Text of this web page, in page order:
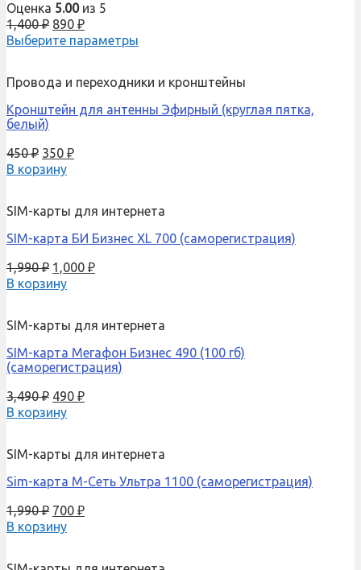
Оценка 5.00из 5
1,400₽ 890 ₽
Выберите параметры
Провода и переходники и кронштейны
Кронштейн для антенны Эфирный (круглая пятка,
белый)
450₽ 350 ₽
В корзину
SIM-карты для интернета
SIM-карта БИ Бизнес XL 700 (саморегистрация)
1,990₽ 1,000 ₽
В корзину
SIM-карты для интернета
SIM-карта Мегафон Бизнес 490 (100 гб)
(саморегистрация)
3,490₽ 490 ₽
В корзину
SIM-карты для интернета
Sim-карта М-Сеть Ультра 1100 (саморегистрация)
1,990₽ 700 ₽
В корзину